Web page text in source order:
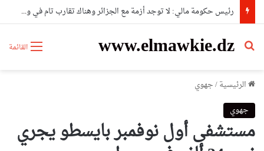
رئيس حكومة مالي: لا توجد أزمة مع الجزائر وهناك تقارب تام في وجهات النظر مع الرئيس تبون
القائمة www.elmawkie.dz
بحث عن
الرئيسية/جهوي
جهوي
مستشفى أول نوفمبر بايسطو يجري